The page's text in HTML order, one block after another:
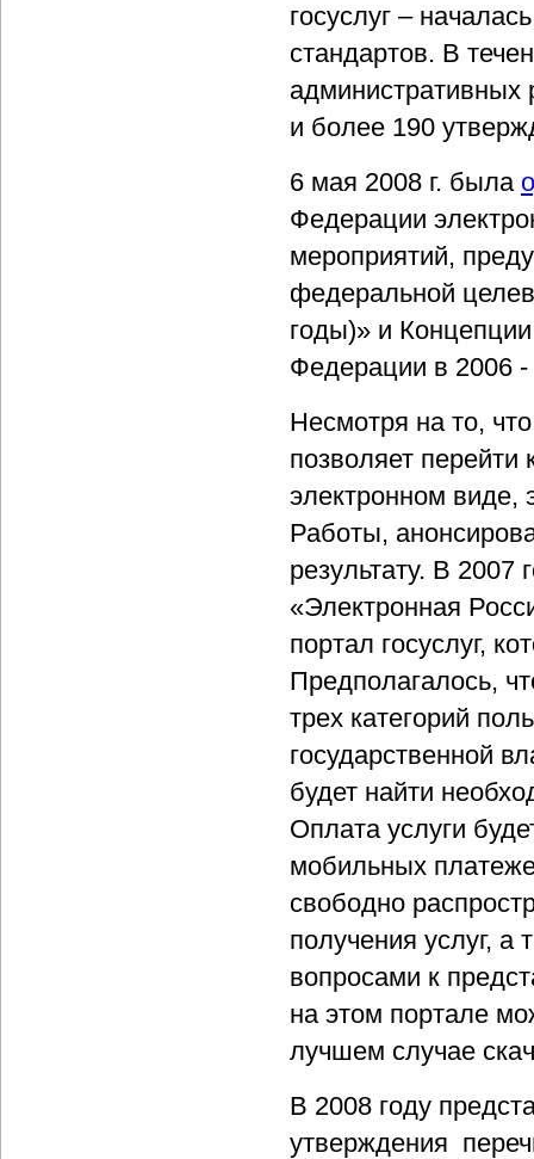
госуслуг –
стандартов. В
и более 190
6 мая 2008 г. была
Федерации
мероприятий,
федеральной
годы)» и
Федерации в 2006 -
Несмотря на то,
позволяет перейти
электронном виде,
Работы,
результату. В
«Электронная
портал госуслуг,
Предполагалось,
трех категорий
государственной
будет найти
Оплата услуги
мобильных
свободно
получения услуг, а
вопросами к
на этом портале
лучшем случае
В 2008 году
утверждения